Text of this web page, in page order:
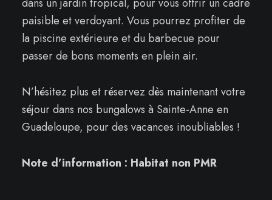
paisible et verdoyant. Vous pourrez profiter de
la piscine extérieure et du barbecue pour
passer de bons moments en plein air.
N’hésitez plus et réservez dès maintenant votre
séjour dans nos bungalows à Sainte-Anne en
Guadeloupe, pour des vacances inoubliables !
Note d’information : Habitat non PMR